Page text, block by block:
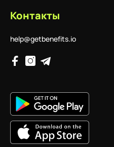
Контакты
help@getbenefits.io